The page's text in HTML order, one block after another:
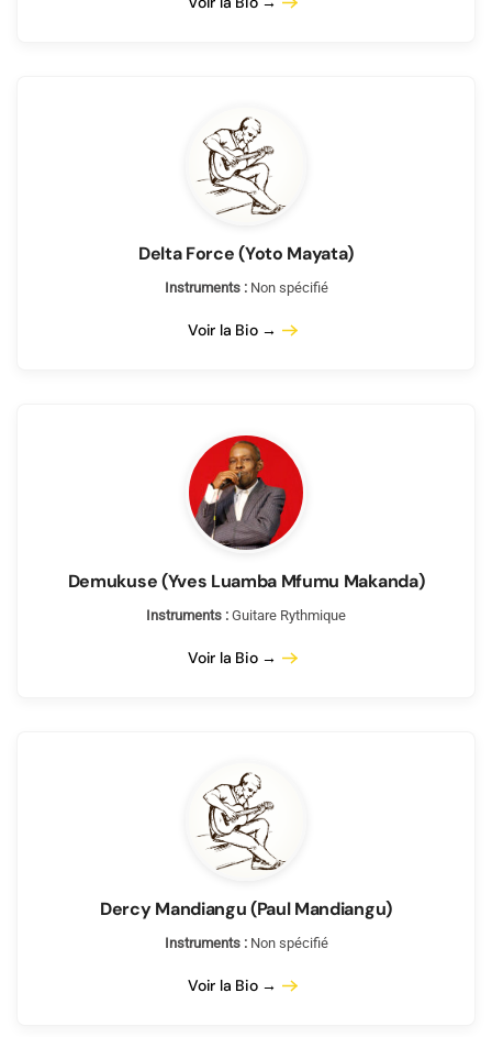
Delta Force (Yoto Mayata)
Instruments :Non spécifié
Voir la Bio →
Demukuse (Yves Luamba Mfumu Makanda)
Instruments : Guitare Rythmique
Voir la Bio →
Dercy Mandiangu (Paul Mandiangu)
Instruments :Non spécifié
Voir la Bio →